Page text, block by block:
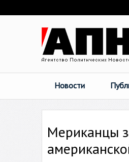
Новости
Мериканцы